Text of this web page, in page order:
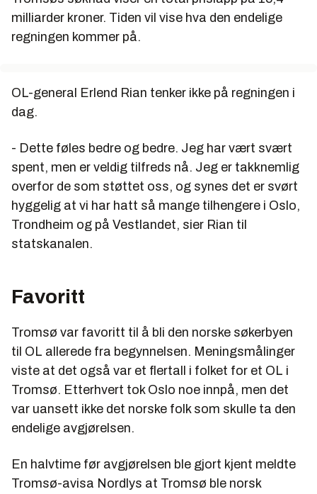
milliarder kroner. Tiden vil vise hva den endelige
regningen kommer på.
OL-general Erlend Rian tenker ikke på regningen i
dag.
- Dette føles bedre og bedre. Jeg har vært svært
spent, men er veldig tilfreds nå. Jeg er takknemlig
overfor de som støttet oss, og synes det er svørt
hyggelig at vi har hatt så mange tilhengere i Oslo,
Trondheim og på Vestlandet, sier Rian til
statskanalen.
Favoritt
Tromsø var favoritt til å bli den norske søkerbyen
til OL allerede fra begynnelsen. Meningsmålinger
viste at det også var et flertall i folket for et OL i
Tromsø. Etterhvert tok Oslo noe innpå, men det
var uansett ikke det norske folk som skulle ta den
endelige avgjørelsen.
En halvtime før avgjørelsen ble gjort kjent meldte
Tromsø-avisa Nordlys at Tromsø ble norsk